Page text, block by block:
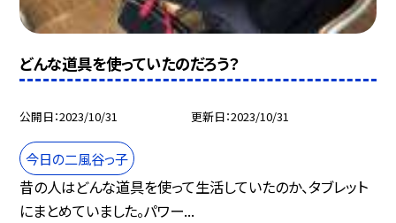
どんな道具を使っていたのだろう？
公開日 2023/10/31 更新日 2023/10/31
今日の二風谷っ子
昔の人はどんな道具を使って生活していたのか、タブレット
にまとめていました。パワー...